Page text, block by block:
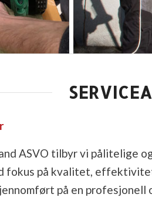
ASVO tilbyr vi pålitelige
fokus på kvalitet,
på en profesjonell